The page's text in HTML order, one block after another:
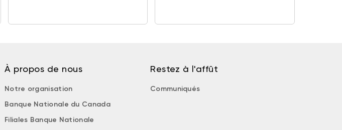
À propos de nous
Notre organisation
Banque Nationale du Canada
Filiales Banque Nationale
Restez à l'affût
Communiqués